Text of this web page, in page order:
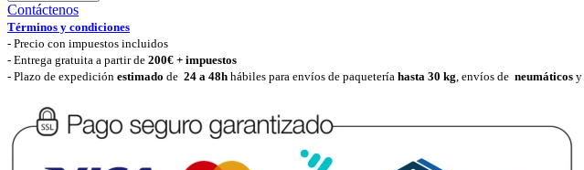
Contáctenos
Términos y condiciones
- Precio con impuestos incluidos
- Entrega gratuita a partir de 200€ + impuestos
- Plazo de expedición estimado de 24 a 48h hábiles para envíos de paquetería hasta 30 kg , envíos de neumáticos y